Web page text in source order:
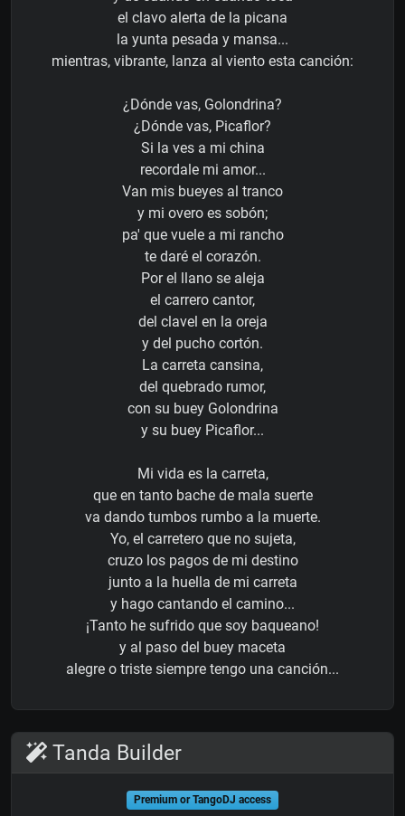
el clavo alerta de la picana
la yunta pesada y mansa...
mientras, vibrante, lanza al viento esta canción:
¿Dónde vas, Golondrina?
¿Dónde vas, Picaflor?
Si la ves a mi china
recordale mi amor...
Van mis bueyes al tranco
y mi overo es sobón;
pa' que vuele a mi rancho
te daré el corazón.
Por el llano se aleja
el carrero cantor,
del clavel en la oreja
y del pucho cortón.
La carreta cansina,
del quebrado rumor,
con su buey Golondrina
y su buey Picaflor...
Mi vida es la carreta,
que en tanto bache de mala suerte
va dando tumbos rumbo a la muerte.
Yo, el carretero que no sujeta,
cruzo los pagos de mi destino
junto a la huella de mi carreta
y hago cantando el camino...
¡Tanto he sufrido que soy baqueano!
y al paso del buey maceta
alegre o triste siempre tengo una canción...
Tanda Builder
Premium or TangoDJ access